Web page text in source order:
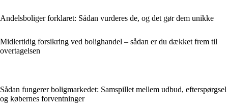
Andelsboliger forklaret: Sådan vurderes de, og det gør dem unikke
Midlertidig forsikring ved bolighandel – sådan er du dækket frem til
overtagelsen
Sådan fungerer boligmarkedet: Samspillet mellem udbud, efterspørgsel
og købernes forventninger